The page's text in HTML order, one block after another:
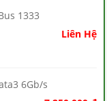
1333
Liên Hệ
6Gb/s